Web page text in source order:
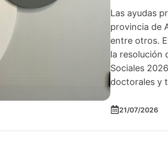
Las ayudas
provincia de
entre otros.
la resolución
Sociales
doctorales y
21/07/2026